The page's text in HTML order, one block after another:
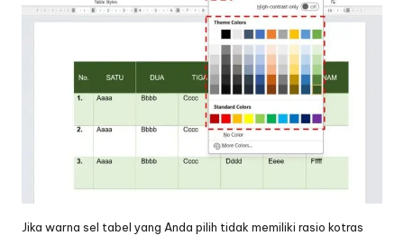
Jika warna sel tabel yang Anda pilih tidak memiliki rasio kotras